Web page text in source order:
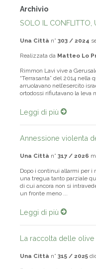
Archivio
SOLO IL CONFLITTO,
Una Città n° 303 / 2024
Realizzata da Matteo Lo
Rimmon Lavi vive a
“Terrasanta” del 2014
arruolavano nell’esercito
ortodossi rifiutavano la leva
Leggi di più
Annessione violenta
Una Città n° 317 / 2026
Dopo i continui allarmi per i
una tregua tanto parziale
di cui ancora non si
un fronte meno ...
Leggi di più
La raccolta delle olive
Una Città n° 315 / 2025